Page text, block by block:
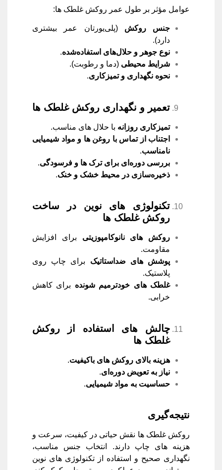
عوامل مؤثر بر طول عمر روکش غلطک ‌ها:
جنس روکش (پلی‌یورتان عمر بیشتری
دارد).
نوع جوهر و حلال‌های استفاده‌شده.
شرایط محیطی (دما و رطوبت).
نحوه نگهداری و تمیزکاری.
تعمیر و نگهداری روکش غلطک ‌ها
تمیزکاری روزانه با حلال‌ های مناسب.
اجتناب از تماس با روغن‌ ها و مواد شیمیایی
نامناسب.
بررسی دوره‌ای برای ترک‌ ها و فرسودگی.
ذخیره‌سازی در محیط خشک و خنک.
تکنولوژی‌ های نوین در ساخت
روکش غلطک ‌ها
روکش‌ های نانوکامپوزیتی برای افزایش
مقاومت.
پوشش ‌های ضداستاتیک برای چاپ روی
پلاستیک.
غلطک‌ های خودترمیم ‌شونده برای کاهش
خرابی.
چالش ‌های استفاده از روکش
غلطک ‌ها
هزینه بالای روکش ‌های باکیفیت.
نیاز به تعویض دوره‌ای.
حساسیت به مواد شیمیایی.
نتیجه‌گیری
روکش غلطک‌ ها نقش حیاتی در کیفیت، سرعت و
هزینه‌ های چاپ دارند. انتخاب جنس مناسب،
نگهداری صحیح و استفاده از تکنولوژی‌ های نوین